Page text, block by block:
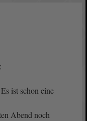
ist schon eine
Abend noch